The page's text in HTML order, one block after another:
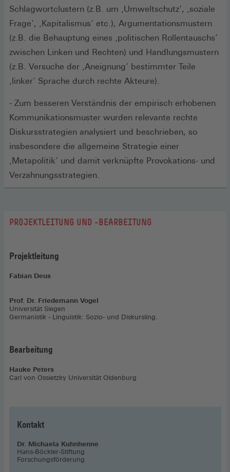
Schlagwortclustern (z.B. um ‚Umweltschutz‘, ‚soziale
Frage‘, ‚Kapitalismus‘ etc.), Argumentationsmustern
(z.B. die Behauptung eines ‚politischen Rollentauschs‘
zwischen Linken und Rechten) und Handlungsmustern
(z.B. Versuche der ‚Aneignung‘ bestimmter Teile
‚linker‘ Sprache durch rechte Akteure).
- Zum besseren Verständnis der empirisch erhobenen
Kommunikationsmuster wurden relevante rechte
Diskursstrategien analysiert und beschrieben, so
insbesondere die allgemeine Strategie einer
‚Metapolitik‘ und damit verknüpfte Provokations- und
Verzahnungsstrategien.
PROJEKTLEITUNG UND -BEARBEITUNG
Projektleitung
Fabian Deus
Prof. Dr. Friedemann Vogel
Universität Siegen
Germanistik - Linguistik: Sozio- und Diskursling.
Bearbeitung
Hauke Peters
Carl von Ossietzky Universität Oldenburg
Kontakt
Dr. Michaela Kuhnhenne
Hans-Böckler-Stiftung
Forschungsförderung